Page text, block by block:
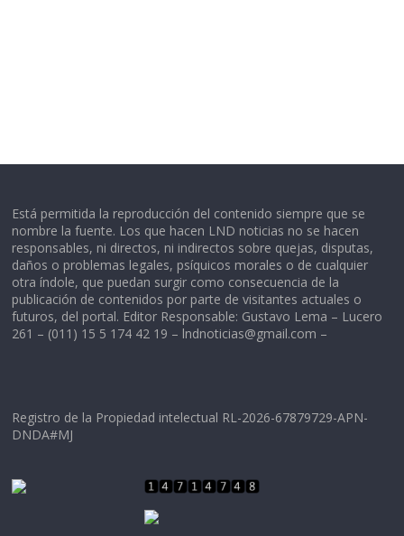
Está permitida la reproducción del contenido siempre que se
nombre la fuente. Los que hacen LND noticias no se hacen
responsables, ni directos, ni indirectos sobre quejas, disputas,
daños o problemas legales, psíquicos morales o de cualquier
otra índole, que puedan surgir como consecuencia de la
publicación de contenidos por parte de visitantes actuales o
futuros, del portal. Editor Responsable: Gustavo Lema – Lucero
261 – (011) 15 5 174 42 19 – lndnoticias@gmail.com –
Registro de la Propiedad intelectual RL-2026-67879729-APN-
DNDA#MJ